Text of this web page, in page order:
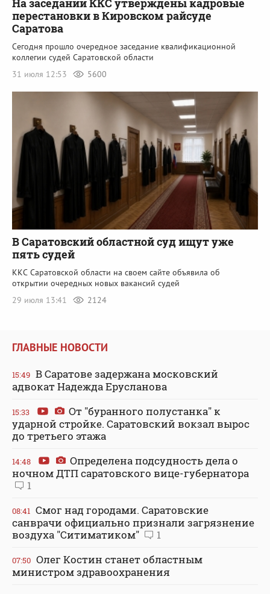
перестановки в Кировском райсуде
Саратова
Сегодня прошло очередное заседание квалификационной
коллегии судей Саратовской области
31 июля 12:53
5600
В Саратовский областной суд ищут уже
пять судей
ККС Саратовской области на своем сайте объявила об
открытии очередных новых вакансий судей
29 июля 13:41
2124
ГЛАВНЫЕ НОВОСТИ
15:49 В Саратове задержана московский
адвокат Надежда Ерусланова
15:33
От "буранного полустанка" к
ударной стройке. Саратовский вокзал вырос
до третьего этажа
14:48
Определена подсудность дела о
ночном ДТП саратовского вице-губернатора
1
08:41 Смог над городами. Саратовские
санврачи официально признали загрязнение
воздуха "Ситиматиком"
1
07:50 Олег Костин станет областным
министром здравоохранения